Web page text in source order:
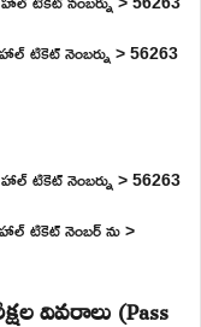
టికెట్ నెంబర్ను > 56263
టికెట్ నెంబర్ను > 56263
టికెట్ నెంబర్ ను >
వివరాలు (Pass